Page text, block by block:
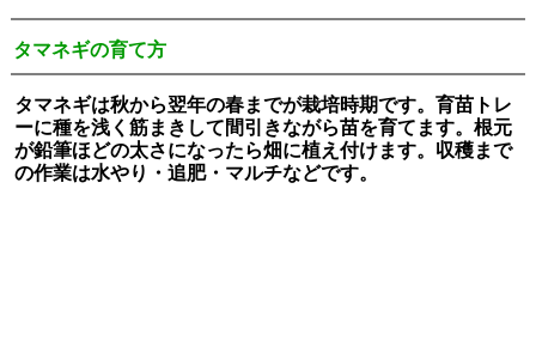
タマネギの育て方
タマネギは秋から翌年の春までが栽培時期です。育苗トレ
ーに種を浅く筋まきして間引きながら苗を育てます。根元
が鉛筆ほどの太さになったら畑に植え付けます。収穫まで
の作業は水やり・追肥・マルチなどです。